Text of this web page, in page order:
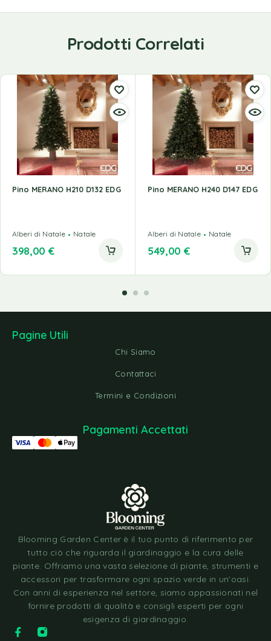
Prodotti Correlati
Pino MERANO H210 D132 EDG
Alberi di Natale Natale
398,00 €
Pino MERANO H240 D147 EDG
Alberi di Natale Natale
549,00 €
Pagine Utili
Chi Siamo
Contattaci
Termini e Condizioni
Blooming Garden Center è il tuo punto di riferimento per
tutto ciò che riguarda il giardinaggio e la cura delle
piante. Offriamo una vasta selezione di piante, strumenti e
accessori per trasformare ogni spazio verde in un’oasi.
Con anni di esperienza nel settore, siamo appassionati nel
fornire prodotti di qualità e consigli esperti per ogni
esigenza di giardinaggio.
Pagamenti Accettati